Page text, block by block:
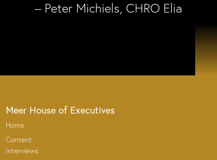
– Peter Michiels, CHRO Elia
Meer House of Executives
Home
Content
Interviews